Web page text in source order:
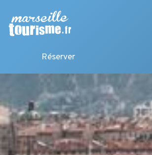
Réserver